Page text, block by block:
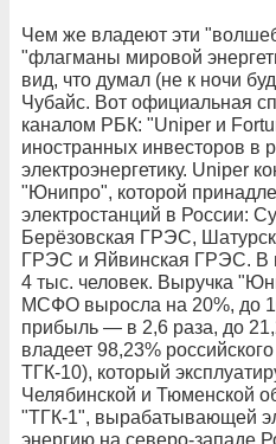
Чем же владеют эти
"флагманы мировой
вид, что думал (не к ночи
Чубайс. Вот официальная
каналом РБК: "Uniper и
иностранных инвесторов в
электроэнергетику. Uniper
"Юнипро", которой
электростанций в России:
Берёзовская ГРЭС,
ГРЭС и Яйвинская ГРЭС. В
4 тыс. человек. Выручка
МСФО выросла на 20%, до
прибыль — в 2,6 раза, до
владеет 98,23%
ТГК-10), который
Челябинской и Тюменской
"ТГК-1", вырабатывающей
энергию на северо-западе